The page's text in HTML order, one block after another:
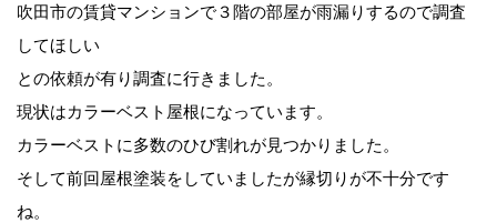
吹田市の賃貸マンションで３階の部屋が雨漏りするので調査
してほしい
との依頼が有り調査に行きました。
現状はカラーベスト屋根になっています。
カラーベストに多数のひび割れが見つかりました。
そして前回屋根塗装をしていましたが縁切りが不十分です
ね。